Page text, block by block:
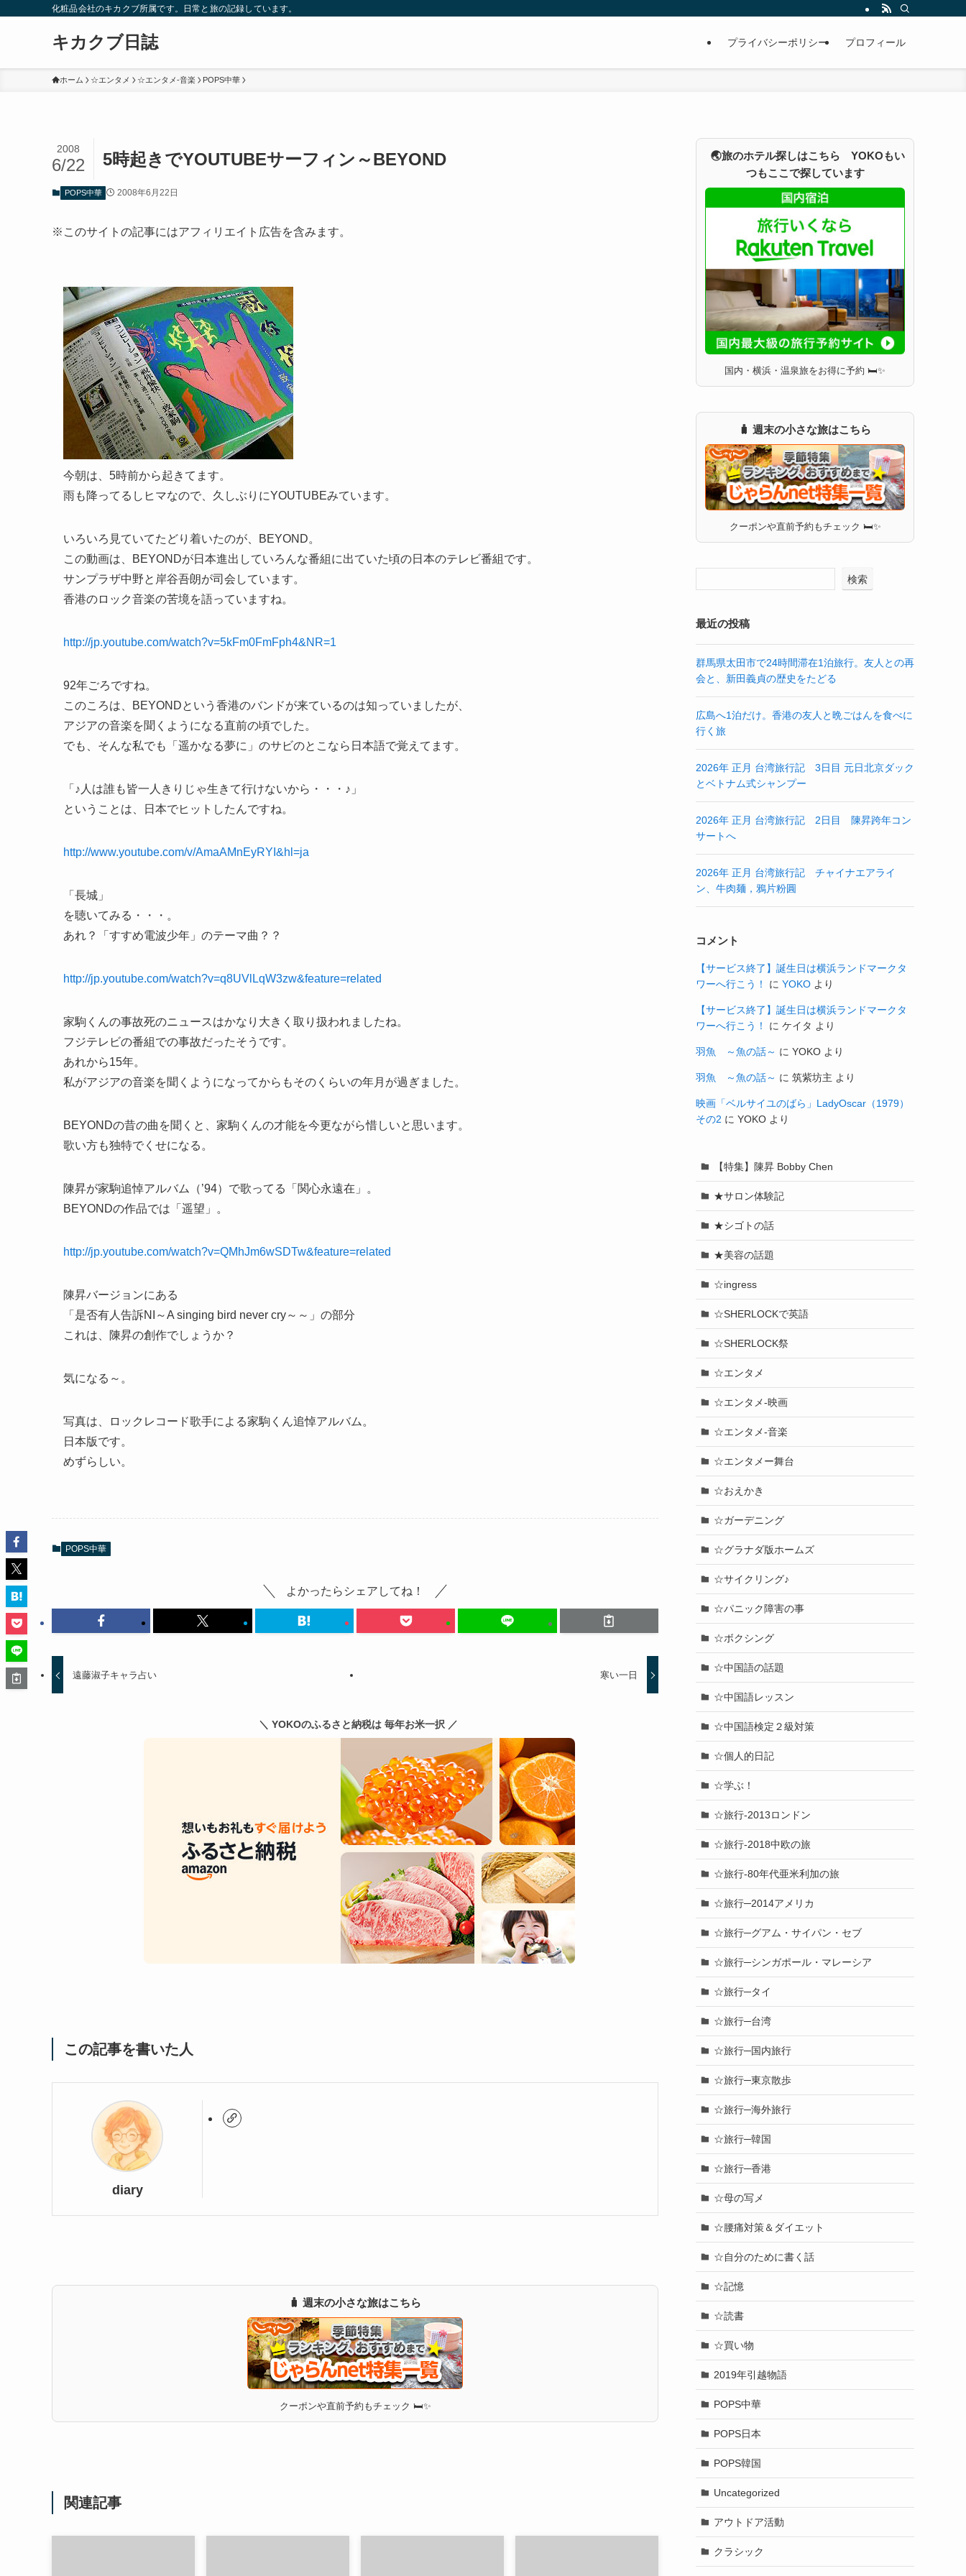
化粧品会社のキカクブ所属です。日常と旅の記録しています。
キカクブ日誌 プライバシーポリシー プロフィール
ホーム ☆エンタメ ☆エンタメ-音楽 POPS中華
5時起きでYOUTUBEサーフィン～BEYOND
2008
6/22
POPS中華 2008年6月22日
※このサイトの記事にはアフィリエイト広告を含みます。
今朝は、5時前から起きてます。
雨も降ってるしヒマなので、久しぶりにYOUTUBEみています。
いろいろ見ていてたどり着いたのが、BEYOND。
この動画は、BEYONDが日本進出していろんな番組に出ていた頃の日本のテレビ番組です。
サンプラザ中野と岸谷吾朗が司会しています。
香港のロック音楽の苦境を語っていますね。
http://jp.youtube.com/watch?v=5kFm0FmFph4&NR=1
92年ごろですね。
このころは、BEYONDという香港のバンドが来ているのは知っていましたが、
アジアの音楽を聞くようになる直前の頃でした。
でも、そんな私でも「遥かなる夢に」のサビのとこなら日本語で覚えてます。
「♪人は誰も皆一人きりじゃ生きて行けないから・・・♪」
ということは、日本でヒットしたんですね。
http://www.youtube.com/v/AmaAMnEyRYI&hl=ja
「長城」
を聴いてみる・・・。
あれ？「すすめ電波少年」のテーマ曲？？
http://jp.youtube.com/watch?v=q8UVlLqW3zw&feature=related
家駒くんの事故死のニュースはかなり大きく取り扱われましたね。
フジテレビの番組での事故だったそうです。
あれから15年。
私がアジアの音楽を聞くようになってからもそのくらいの年月が過ぎました。
BEYONDの昔の曲を聞くと、家駒くんの才能を今更ながら惜しいと思います。
歌い方も独特でくせになる。
陳昇が家駒追悼アルバム（’94）で歌ってる「関心永遠在」。
BEYONDの作品では「遥望」。
http://jp.youtube.com/watch?v=QMhJm6wSDTw&feature=related
陳昇バージョンにある
「是否有人告訴NI～A singing bird never cry～～」の部分
これは、陳昇の創作でしょうか？
気になる～。
写真は、ロックレコード歌手による家駒くん追悼アルバム。
日本版です。
めずらしい。
POPS中華
よかったらシェアしてね！
遠藤淑子キャラ占い 寒い一日
＼ YOKOのふるさと納税は 毎年お米一択 ／
この記事を書いた人
diary
🧳 週末の小さな旅はこちら
クーポンや直前予約もチェック 🛏✨
関連記事
🌏旅のホテル探しはこちら YOKOもい
つもここで探しています
国内・横浜・温泉旅をお得に予約 🛏✨
🧳 週末の小さな旅はこちら
クーポンや直前予約もチェック 🛏✨
検索
最近の投稿
群馬県太田市で24時間滞在1泊旅行。友人との再
会と、新田義貞の歴史をたどる
広島へ1泊だけ。香港の友人と晩ごはんを食べに
行く旅
2026年 正月 台湾旅行記 3日目 元日北京ダック
とベトナム式シャンプー
2026年 正月 台湾旅行記 2日目 陳昇跨年コン
サートへ
2026年 正月 台湾旅行記 チャイナエアライ
ン、牛肉麺，鴉片粉圓
コメント
【サービス終了】誕生日は横浜ランドマークタ
ワーへ行こう！
に YOKO より
【サービス終了】誕生日は横浜ランドマークタ
ワーへ行こう！
に ケイタ より
羽魚 ～魚の話～ に YOKO より
羽魚 ～魚の話～ に 筑紫坊主 より
映画「ベルサイユのばら」LadyOscar（1979）
その2 に YOKO より
【特集】陳昇 Bobby Chen
★サロン体験記
★シゴトの話
★美容の話題
☆ingress
☆SHERLOCKで英語
☆SHERLOCK祭
☆エンタメ
☆エンタメ-映画
☆エンタメ-音楽
☆エンタメー舞台
☆おえかき
☆ガーデニング
☆グラナダ版ホームズ
☆サイクリング♪
☆パニック障害の事
☆ボクシング
☆中国語の話題
☆中国語レッスン
☆中国語検定２級対策
☆個人的日記
☆学ぶ！
☆旅行-2013ロンドン
☆旅行-2018中欧の旅
☆旅行-80年代亜米利加の旅
☆旅行─2014アメリカ
☆旅行─グアム・サイパン・セブ
☆旅行─シンガポール・マレーシア
☆旅行─タイ
☆旅行─台湾
☆旅行─国内旅行
☆旅行─東京散歩
☆旅行─海外旅行
☆旅行─韓国
☆旅行─香港
☆母の写メ
☆腰痛対策＆ダイエット
☆自分のために書く話
☆記憶
☆読書
☆買い物
2019年引越物語
POPS中華
POPS日本
POPS韓国
Uncategorized
アウトドア活動
クラシック